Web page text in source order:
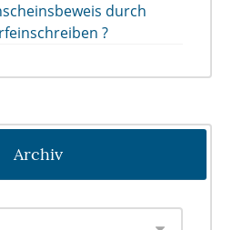
durch
?
Archiv